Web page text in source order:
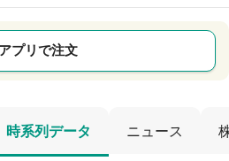
プリで注文
時系列データ ニュース